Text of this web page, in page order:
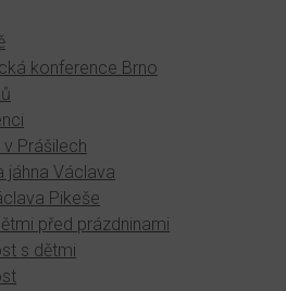
konference Brno
Prášilech
jáhna Václava
Pikeše
před prázdninami
s dětmi